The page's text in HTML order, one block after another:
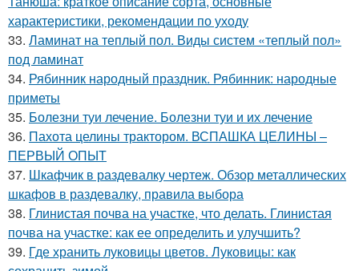
характеристики, рекомендации по уходу
33. Ламинат на теплый пол. Виды систем «теплый пол»
под ламинат
34. Рябинник народный праздник. Рябинник: народные
приметы
35. Болезни туи лечение. Болезни туи и их лечение
36. Пахота целины трактором. ВСПАШКА ЦЕЛИНЫ –
ПЕРВЫЙ ОПЫТ
37. Шкафчик в раздевалку чертеж. Обзор металлических
шкафов в раздевалку, правила выбора
38. Глинистая почва на участке, что делать. Глинистая
почва на участке: как ее определить и улучшить?
39. Где хранить луковицы цветов. Луковицы: как